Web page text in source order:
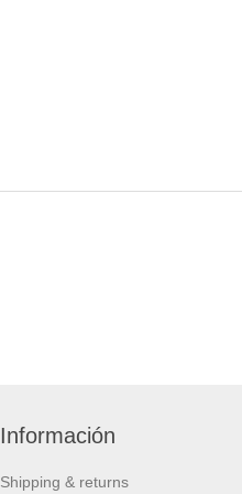
Información
Shipping & returns